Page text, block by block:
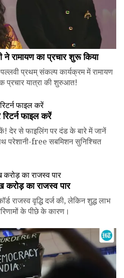
रामायण का प्रचार शुरू किया
प्रथम् संकल्प कार्यक्रम में रामायण
प्रचार यात्रा की शुरुआत!
फाइल करें
देर से फाइलिंग पर दंड के बारे में जानें
परेशानी-free सबमिशन सुनिश्चित
करोड़ का राजस्व पार
राजस्व वृद्धि दर्ज की, लेकिन शुद्ध लाभ
के पीछे के कारण।